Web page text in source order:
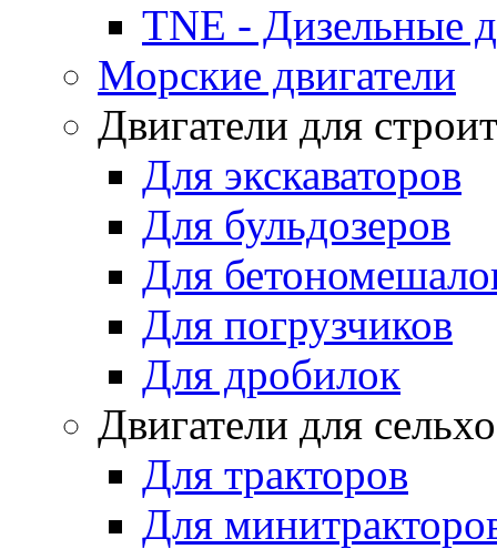
TNE - Дизельные
Морские двигатели
Двигатели для
Для экскаваторов
Для бульдозеров
Для
Для погрузчиков
Для дробилок
Двигатели для
Для тракторов
Для